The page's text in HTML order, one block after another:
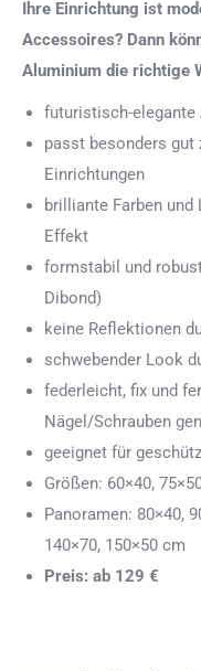
Ihre Einrichtung ist
Accessoires? Dann
Aluminium die richtige
futuristisch-elegante
passt besonders gut
Einrichtungen
brilliante Farben
Effekt
formstabil und
Dibond)
keine Reflektionen
schwebender Look
federleicht, fix und
Nägel/Schrauben
geeignet für
Größen: 60×40,
Panoramen: 80×40,
140×70, 150×50 cm
Preis: ab 129 €